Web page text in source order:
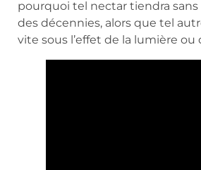
pourquoi tel nectar tiendra
des décennies, alors que tel
vite sous l’effet de la lumière ou